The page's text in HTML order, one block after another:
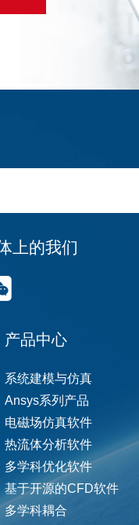
上的我们
产品中心
系统建模与仿真
Ansys系列产品
电磁场仿真软件
热流体分析软件
多学科优化软件
基于开源的CFD软件
多学科耦合